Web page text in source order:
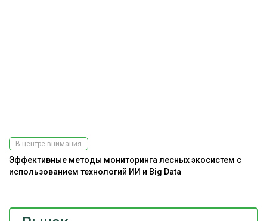
В центре внимания
Эффективные методы мониторинга лесных экосистем с
использованием технологий ИИ и Big Data